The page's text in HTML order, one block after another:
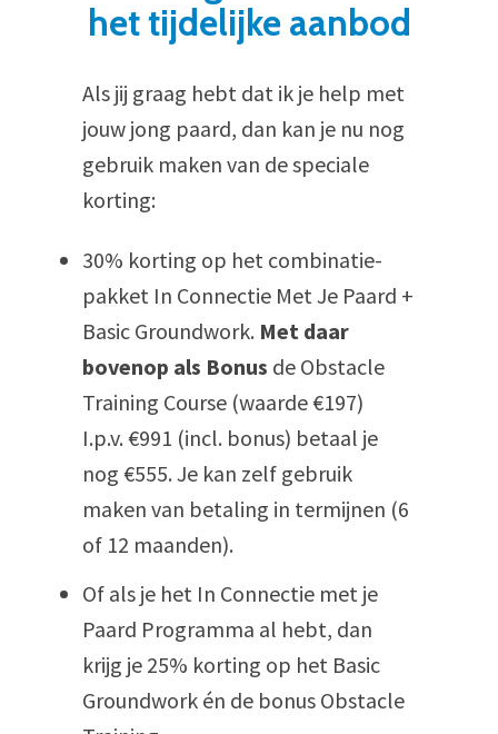
het tijdelijke aanbod
Als jij graag hebt dat ik je help met
jouw jong paard, dan kan je nu nog
gebruik maken van de speciale
korting:
30% korting op het combinatie-
pakket In Connectie Met Je Paard +
Basic Groundwork. Met daar
bovenop als Bonus de Obstacle
Training Course (waarde €197)
I.p.v. €991 (incl. bonus) betaal je
nog €555. Je kan zelf gebruik
maken van betaling in termijnen (6
of 12 maanden).
Of als je het In Connectie met je
Paard Programma al hebt, dan
krijg je 25% korting op het Basic
Groundwork én de bonus Obstacle